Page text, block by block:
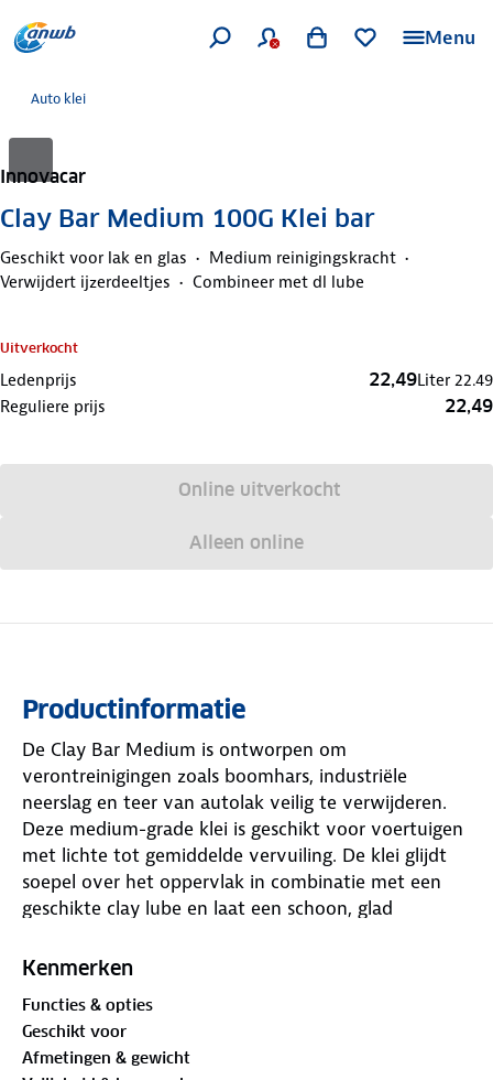
Menu
Auto klei
Innovacar
Clay Bar Medium 100G Klei bar
Geschikt voor lak en glas
Medium reinigingskracht
Verwijdert ijzerdeeltjes
Combineer met dl lube
Uitverkocht
Ledenprijs 22,49Liter 22.49
Reguliere prijs
22,49
Online uitverkocht
Alleen online
Productinformatie
De Clay Bar Medium is ontworpen om
verontreinigingen zoals boomhars, industriële
neerslag en teer van autolak veilig te verwijderen.
Deze medium-grade klei is geschikt voor voertuigen
met lichte tot gemiddelde vervuiling. De klei glijdt
soepel over het oppervlak in combinatie met een
geschikte clay lube en laat een schoon, glad
polijsten of waxen. Door zijn flexibiliteit is de klei
aan complexe oppervlakken.
Kenmerken
Functies & opties
Geschikt voor
Afmetingen & gewicht